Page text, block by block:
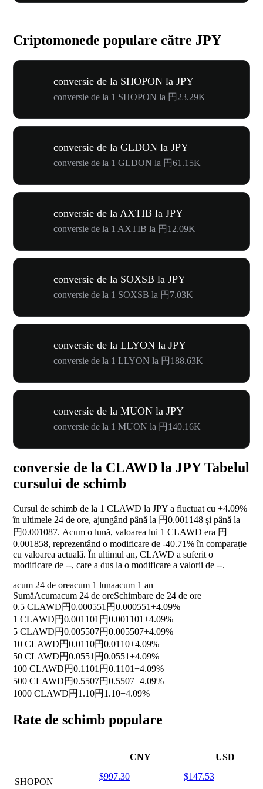
Criptomonede populare către JPY
conversie de la SHOPON la JPY
conversie de la 1 SHOPON la 円23.29K
conversie de la GLDON la JPY
conversie de la 1 GLDON la 円61.15K
conversie de la AXTIB la JPY
conversie de la 1 AXTIB la 円12.09K
conversie de la SOXSB la JPY
conversie de la 1 SOXSB la 円7.03K
conversie de la LLYON la JPY
conversie de la 1 LLYON la 円188.63K
conversie de la MUON la JPY
conversie de la 1 MUON la 円140.16K
conversie de la CLAWD la JPY Tabelul
cursului de schimb
Cursul de schimb de la 1 CLAWD la JPY a fluctuat cu +4.09%
în ultimele 24 de ore, ajungând până la 円0.001148 și până la
円0.001087. Acum o lună, valoarea lui 1 CLAWD era 円
0.001858, reprezentând o modificare de -40.71%în comparație
cu valoarea actuală. În ultimul an, CLAWD a suferit o
modificare de --, care a dus la o modificare a valorii de --.
acum 24 de oreacum 1 lunaacum 1 an
SumăAcumacum 24 de oreSchimbare de 24 de ore
0.5 CLAWD円0.000551 円0.000551+4.09%
1 CLAWD円0.001101 円0.001101+4.09%
5 CLAWD円0.005507円0.005507+4.09%
10 CLAWD円0.0110円0.0110+4.09%
50 CLAWD円0.0551 円0.0551+4.09%
100 CLAWD円0.1101 円0.1101+4.09%
500 CLAWD円0.5507円0.5507+4.09%
1000 CLAWD円1.10円1.10+4.09%
Rate de schimb populare
CNY USD
SHOPON
$997.30 $147.53